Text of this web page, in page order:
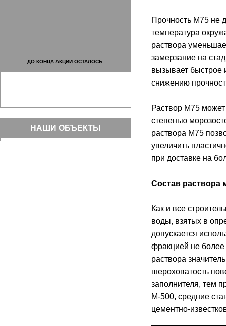
ДО КОНЦА АКЦИИ ОСТАЛОСЬ:
НАШИ ОБЪЕКТЫ
Прочность М75 не
температура
раствора
замерзание на
вызывает быстрое
снижению
Раствор М75 может
степенью
раствора М75
увеличить
при доставке на
Состав раствора
Как и все
воды, взятых в
допускается
фракцией не
раствора
шероховатость
заполнителя, тем
М-500, средние
цементно-